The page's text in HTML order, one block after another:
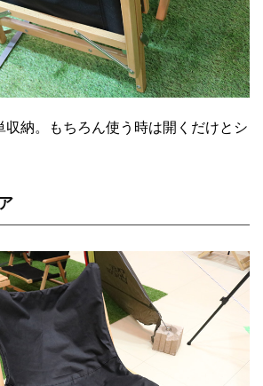
納。もちろん使う時は開くだけとシ